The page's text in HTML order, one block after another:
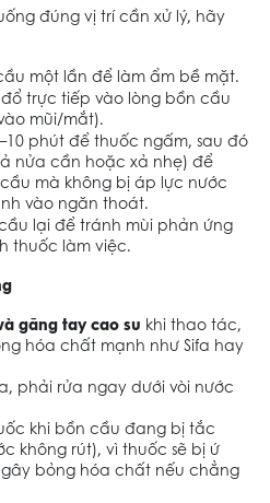
đúng vị trí cần xử lý, hãy
một lần để làm ẩm bề mặt.
trực tiếp vào lòng bồn cầu
mũi/mắt).
phút để thuốc ngấm, sau đó
nửa cần hoặc xả nhẹ) để
mà không bị áp lực nước
vào ngăn thoát.
lại để tránh mùi phản ứng
thuốc làm việc.
găng tay cao su khi thao tác,
hóa chất mạnh như Sifa hay
phải rửa ngay dưới vòi nước
khi bồn cầu đang bị tắc
không rút), vì thuốc sẽ bị ứ
bỏng hóa chất nếu chẳng